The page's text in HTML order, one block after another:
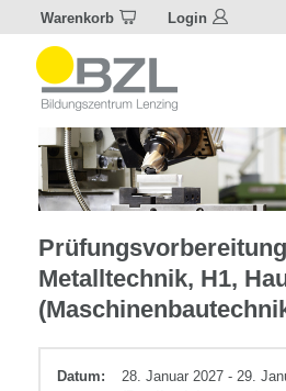
Warenkorb Login
Metall
Metalltechnik, H1,
Datum:
28. Januar 2027 - 29.